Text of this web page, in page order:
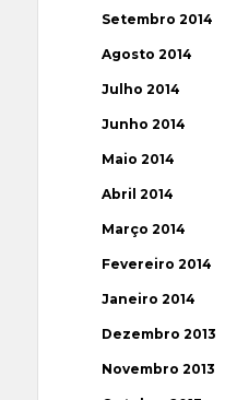
Setembro 2014
Agosto 2014
Julho 2014
Junho 2014
Maio 2014
Abril 2014
Março 2014
Fevereiro 2014
Janeiro 2014
Dezembro 2013
Novembro 2013